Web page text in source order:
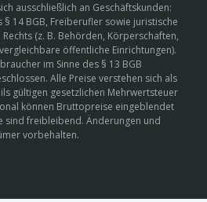
ausschließlich an Geschäftskunden:
§ 14 BGB, Freiberufler sowie juristische
(z. B. Behörden, Körperschaften,
öffentliche Einrichtungen).
im Sinne des § 13 BGB
Alle Preise verstehen sich als
gültigen gesetzlichen Mehrwertsteuer
können Bruttopreise eingeblendet
sind freibleibend. Änderungen und
vorbehalten.